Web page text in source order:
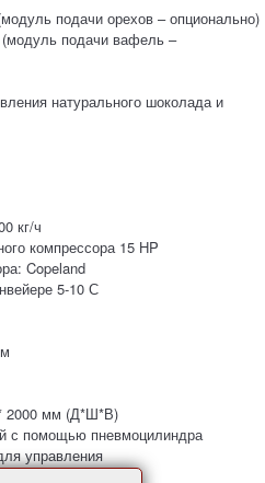
подачи орехов – опционально)
подачи вафель –
натурального шоколада и
кг/ч
компрессора 15 HP
Copeland
5-10 С
* 2000 мм (Д*Ш*В)
с помощью пневмоцилиндра
управления